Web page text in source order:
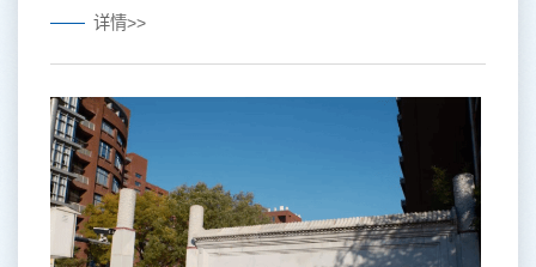
成效的社会实践活动，旨在引导广大青年在实践中锤炼本
生会学习实践部于2025年11月19日14:00在学术交流中心
第一放映厅成功举办了“2025年暑期社会实践团队分享会”。
会上，九支实践团队依次分享了各自的实践经历：从参观红
色旧址感悟革命精神，...
详情>>